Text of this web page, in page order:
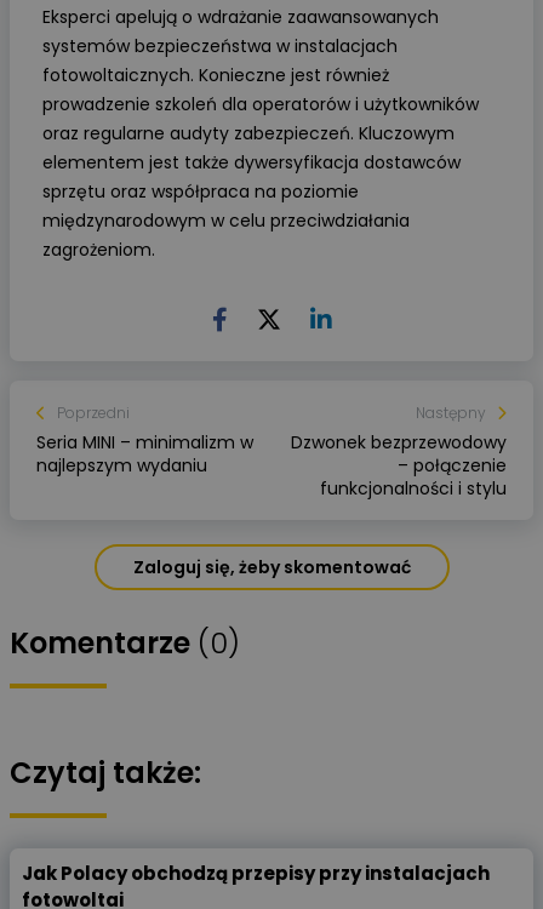
Eksperci apelują o wdrażanie zaawansowanych
systemów bezpieczeństwa w instalacjach
fotowoltaicznych. Konieczne jest również
prowadzenie szkoleń dla operatorów i użytkowników
oraz regularne audyty zabezpieczeń. Kluczowym
elementem jest także dywersyfikacja dostawców
sprzętu oraz współpraca na poziomie
międzynarodowym w celu przeciwdziałania
zagrożeniom.
Poprzedni
Seria MINI – minimalizm w
najlepszym wydaniu
Następny
Dzwonek bezprzewodowy
– połączenie
funkcjonalności i stylu
Zaloguj się, żeby skomentować
Komentarze (0)
Czytaj także:
Jak Polacy obchodzą przepisy przy instalacjach
fotowoltai